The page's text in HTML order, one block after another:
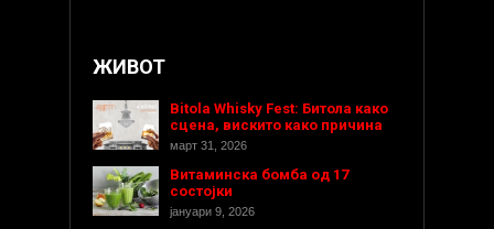
ЖИВОТ
Bitola Whisky Fest: Битола како
сцена, вискито како причина
март 31, 2026
Витаминска бомба од 17
состојки
јануари 9, 2026